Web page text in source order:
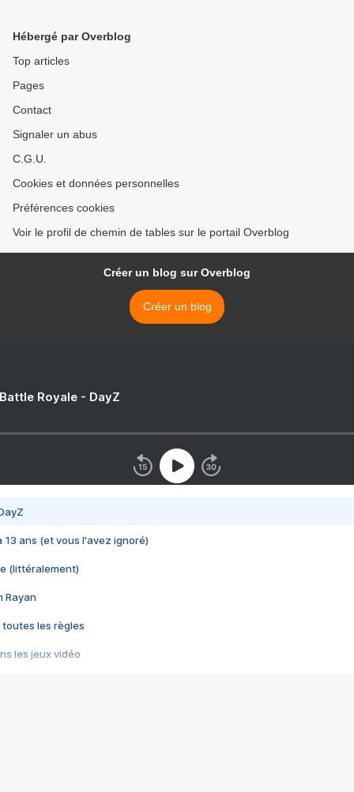
Hébergé par Overblog
Top articles
Pages
Contact
Signaler un abus
C.G.U.
Cookies et données personnelles
Préférences cookies
Voir le profil de chemin de tables sur le portail Overblog
Créer un blog sur Overblog
Créer un blog
Royale - DayZ
13 ans (et vous l'avez ignoré)
(littéralement)
Rayan
toutes les règles
les jeux vidéo